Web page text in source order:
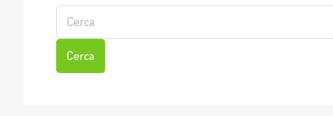
Cerca